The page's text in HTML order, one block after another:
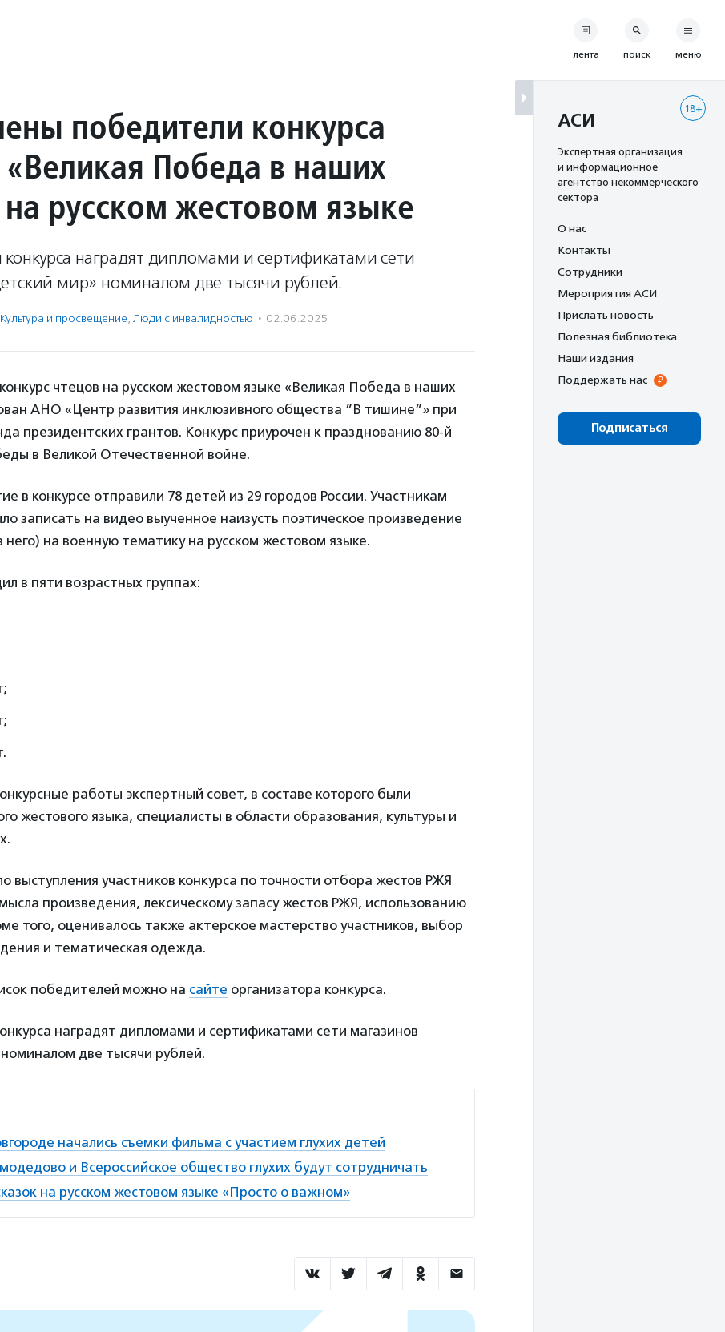
победители конкурса
«Великая Победа в наших
на русском жестовом языке
наградят дипломами и сертификатами сети
мир» номиналом две тысячи рублей.
Культура и просвещение, Люди с инвалидностью · 02.06.2025
чтецов на русском жестовом языке «Великая Победа в наших
АНО «Центр развития инклюзивного общества ”В тишине”» при
президентских грантов. Конкурс приурочен к празднованию 80-й
в Великой Отечественной войне.
в конкурсе отправили 78 детей из 29 городов России. Участникам
записать на видео выученное наизусть поэтическое произведение
него) на военную тематику на русском жестовом языке.
в пяти возрастных группах:
работы экспертный совет, в составе которого были
жестового языка, специалисты в области образования, культуры и
выступления участников конкурса по точности отбора жестов РЖЯ
произведения, лексическому запасу жестов РЖЯ, использованию
того, оценивалось также актерское мастерство участников, выбор
и тематическая одежда.
победителей можно на сайте организатора конкурса.
наградят дипломами и сертификатами сети магазинов
две тысячи рублей.
начались съемки фильма с участием глухих детей
и Всероссийское общество глухих будут сотрудничать
на русском жестовом языке «Просто о важном»
лента поиск меню
18+
АСИ
Экспертная организация
и информационное
агентство некоммерческого
сектора
О нас
Контакты
Сотрудники
Мероприятия АСИ
Прислать новость
Полезная библиотека
Наши издания
Поддержать нас
Подписаться